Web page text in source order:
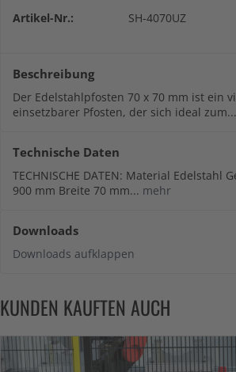
Artikel-Nr.: SH-4070UZ
Beschreibung
Der Edelstahlpfosten 70 x 70 mm ist ein
einsetzbarer Pfosten, der sich ideal zum...
Technische Daten
TECHNISCHE DATEN: Material Edelstahl
900 mm Breite 70 mm... mehr
Downloads
Downloads aufklappen
KUNDEN KAUFTEN AUCH